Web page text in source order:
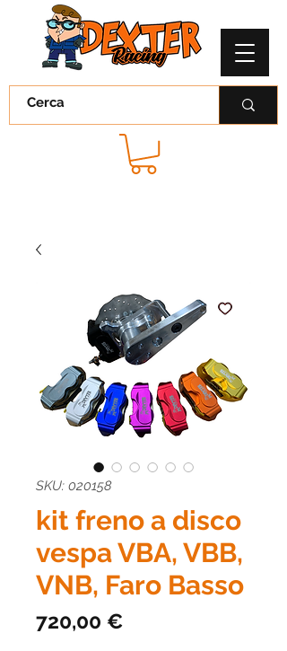
SKU: 020158
kit freno a disco
vespa VBA, VBB,
VNB, Faro Basso
720,00 €Prezzo